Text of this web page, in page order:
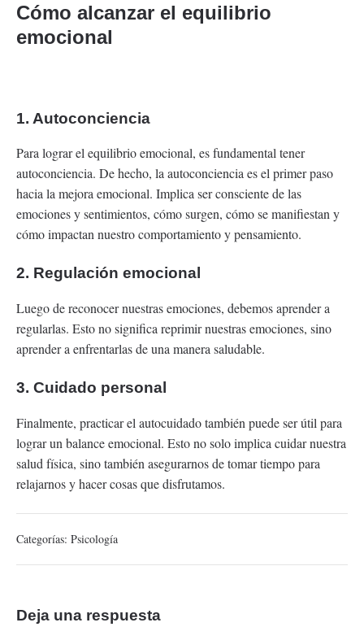
Cómo alcanzar el equilibrio
emocional
1. Autoconciencia
Para lograr el equilibrio emocional, es fundamental tener
autoconciencia. De hecho, la autoconciencia es el primer paso
hacia la mejora emocional. Implica ser consciente de las
emociones y sentimientos, cómo surgen, cómo se manifiestan y
cómo impactan nuestro comportamiento y pensamiento.
2. Regulación emocional
Luego de reconocer nuestras emociones, debemos aprender a
regularlas. Esto no significa reprimir nuestras emociones, sino
aprender a enfrentarlas de una manera saludable.
3. Cuidado personal
Finalmente, practicar el autocuidado también puede ser útil para
lograr un balance emocional. Esto no solo implica cuidar nuestra
salud física, sino también asegurarnos de tomar tiempo para
relajarnos y hacer cosas que disfrutamos.
Categorías: Psicología
Deja una respuesta